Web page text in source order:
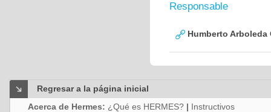
Responsable
Humberto Arboleda
Regresar a la página inicial
Acerca de Hermes: ¿Qué es HERMES? | Instructivos